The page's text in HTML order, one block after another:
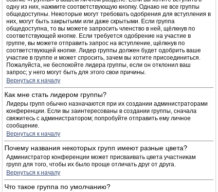
одну из них, нажмите соответствующую кнопку. Однако не все группы
общедоступны. Некоторые могут требовать одобрения для вступления в
них, могут быть закрытыми или даже скрытыми. Если группа
общедоступна, то вы можете запросить членство в ней, щёлкнув по
соответствующей кнопке. Если требуется одобрение на участие в
группе, вы можете отправить запрос на вступление, щёлкнув по
соответствующей кнопке. Лидер группы должен будет одобрить ваше
участие в группе и может спросить, зачем вы хотите присоединиться.
Пожалуйста, не беспокойте лидера группы, если он отклонил ваш
запрос; у него могут быть для этого свои причины.
Вернуться к началу
Как мне стать лидером группы?
Лидеры групп обычно назначаются при их создании администраторами
конференции. Если вы заинтересованы в создании группы, сначала
свяжитесь с администратором; попробуйте отправить ему личное
сообщение.
Вернуться к началу
Почему названия некоторых групп имеют разные цвета?
Администратор конференции может присваивать цвета участникам
групп для того, чтобы их было проще отличать друг от друга.
Вернуться к началу
Что такое группа по умолчанию?